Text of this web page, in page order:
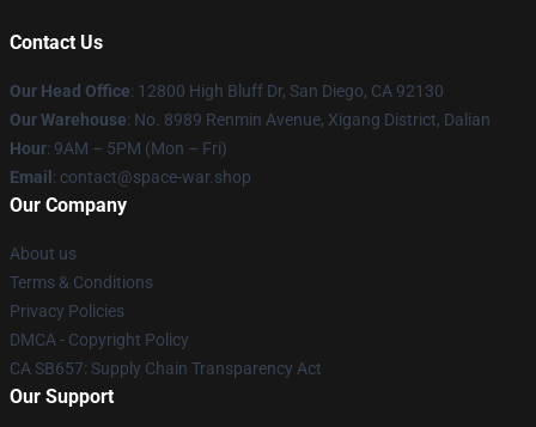
Contact Us
Our Head Office: 12800 High Bluff Dr, San Diego, CA 92130
Our Warehouse: No. 8989 Renmin Avenue, Xigang District, Dalian
Hour: 9AM – 5PM (Mon – Fri)
Email : contact@space-war.shop
Our Company
About us
Terms & Conditions
Privacy Policies
DMCA - Copyright Policy
CA SB657: Supply Chain Transparency Act
Our Support